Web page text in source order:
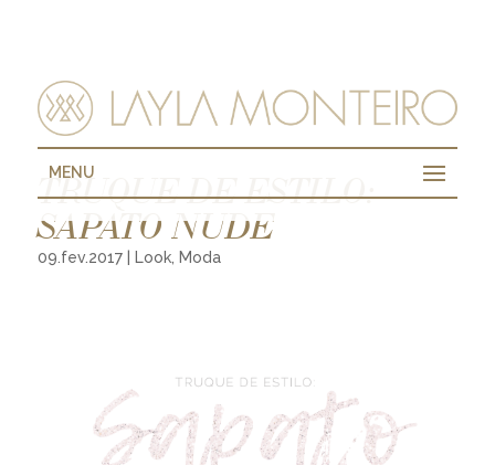
MENU
TRUQUE DE ESTILO:
SAPATO NUDE
09.fev.2017| Look, Moda